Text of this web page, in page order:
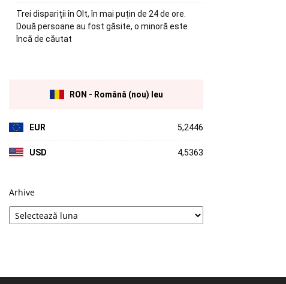
Trei dispariții în Olt, în mai puțin de 24 de ore.
Două persoane au fost găsite, o minoră este
încă de căutat
RON - Română (nou) leu
EUR 5,2446
USD 4,5363
Arhive